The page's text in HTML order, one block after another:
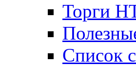
Торги
Список